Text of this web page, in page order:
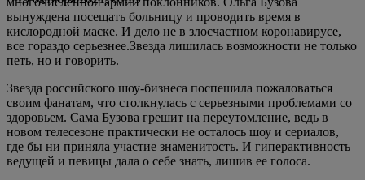
вынуждена посещать больницу и проводить время в
кислородной маске. И дело не в злосчастном коронавирусе,
все гораздо серьезнее.Звезда лишилась возможности не только
петь, но и говорить.
Звезда российского шоу-бизнеса поспешила пожаловаться
своим фанатам, что столкнулась с серьезными проблемами со
здоровьем. Сама Бузова грешит на переутомление, ведь в
новом телесезоне практически не осталось шоу и сериалов,
где бы ни приняла участие знаменитость. И гиперактивность
ведущей и певицы дала о себе знать, лишив ее голоса.